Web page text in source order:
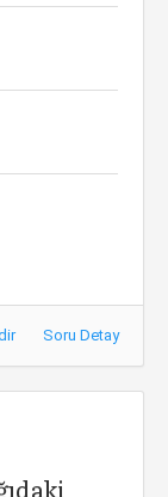
Soru Detay